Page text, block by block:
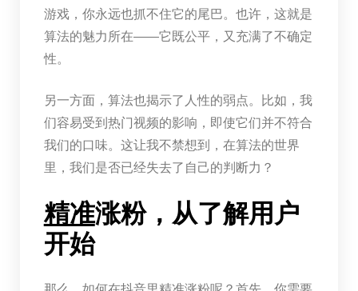
游戏，你永远也抓不住它的尾巴。也许，这就是
算法的魅力所在——它既公平，又充满了不确定
性。
另一方面，算法也揭示了人性的弱点。比如，我
们容易受到热门视频的影响，即使它们并不符合
我们的口味。这让我不禁想到，在算法的世界
里，我们是否已经失去了自己的判断力？
精准涨粉，从了解用户
开始